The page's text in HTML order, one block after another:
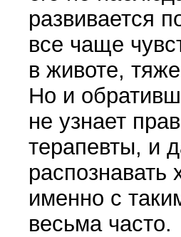
развивается
все чаще
в животе,
Но и
не узнает
терапевты, и
именно с
весьма час­то.